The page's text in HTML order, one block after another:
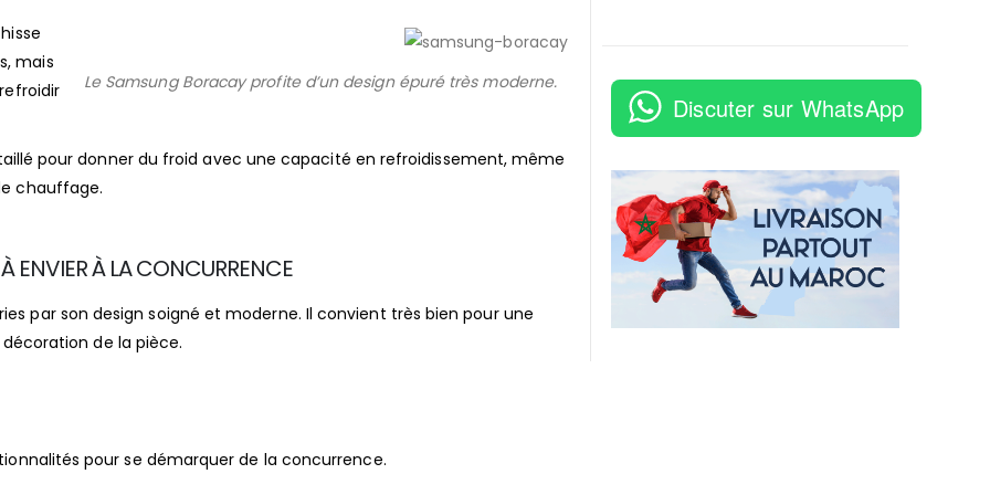
Le Samsung Boracay profite d’un design épuré très moderne.
mais
pour donner du froid avec une capacité en refroidissement, même
chauffage.
ENVIER À LA CONCURRENCE
par son design soigné et moderne. Il convient très bien pour une
de la pièce.
pour se démarquer de la concurrence.
Discuter sur WhatsApp